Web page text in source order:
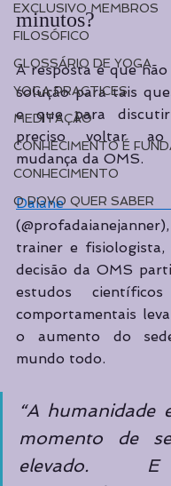
EXCLUSIVO MEMBROS
FILOSÓFICO
GLOSSÁRIO DE YOGA
YOGA PRACTICES
MEDITAÇÃO
CONHECIMENTO É
CONHECIMENTO
O POVO QUER SABER
minutos?
A resposta é que
solução para tais
e que para
preciso voltar
mudança da OMS.
Daiane
trainer e fisiologista,
decisão da OMS
estudos
comportamentais
o aumento do
mundo todo.
“A humanidade
momento de
elevado.